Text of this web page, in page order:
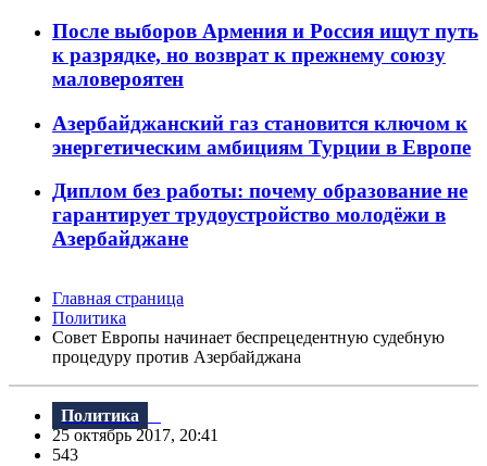
После выборов Армения и Россия ищут путь
к разрядке, но возврат к прежнему союзу
маловероятен
Азербайджанский газ становится ключом к
энергетическим амбициям Турции в Европе
Диплом без работы: почему образование не
гарантирует трудоустройство молодёжи в
Азербайджане
Главная страница
Политика
Совет Европы начинает беспрецедентную судебную
процедуру против Азербайджана
Политика
25 октябрь 2017, 20:41
543